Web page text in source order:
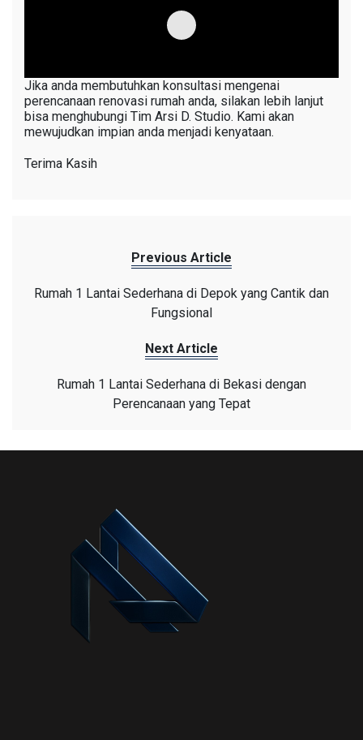
Jika anda membutuhkan konsultasi mengenai
perencanaan renovasi rumah anda, silakan lebih lanjut
bisa menghubungi Tim Arsi D. Studio. Kami akan
mewujudkan impian anda menjadi kenyataan.
Terima Kasih
Previous Article
Rumah 1 Lantai Sederhana di Depok yang Cantik dan
Fungsional
Next Article
Rumah 1 Lantai Sederhana di Bekasi dengan
Perencanaan yang Tepat